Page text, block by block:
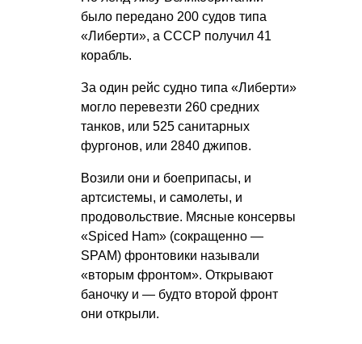
было передано 200 судов типа
«Либерти», а СССР получил 41
корабль.
За один рейс судно типа «Либерти»
могло перевезти 260 средних
танков, или 525 санитарных
фургонов, или 2840 джипов.
Возили они и боеприпасы, и
артсистемы, и самолеты, и
продовольствие. Мясные консервы
«Spiced Ham» (сокращенно —
SPAM) фронтовики называли
«вторым фронтом». Открывают
баночку и — будто второй фронт
они открыли.